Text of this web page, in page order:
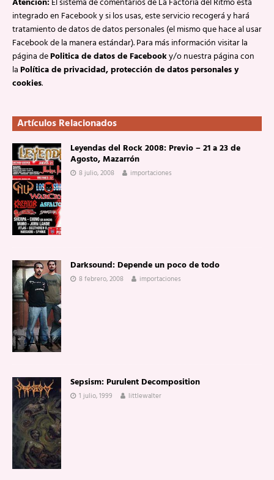
Atención:El sistema de comentarios de La Factoría del Ritmo está
integrado en Facebook y si los usas, este servicio recogerá y hará
tratamiento de datos de datos personales (el mismo que hace al usar
Facebook de la manera estándar). Para más información visitar la
página dePolitica de datos de Facebooky/o nuestra página con
laPolítica de privacidad, protección de datos personales y
cookies.
Artículos Relacionados
Leyendas del Rock 2008: Previo – 21 a 23 de
Agosto, Mazarrón
8 julio, 2008 importaciones
Darksound: Depende un poco de todo
8 febrero, 2008 importaciones
Sepsism: Purulent Decomposition
1 julio, 1999 littlewalter